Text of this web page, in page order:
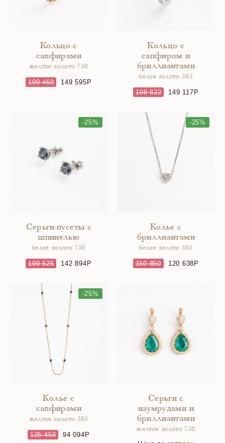
Кольцо с
сапфирами
желтое золото 750
199 460 149 595
Кольцо с
сапфиром и
бриллиантами
белое золото 585
198 822 149 117
-25%
Серьги-пусеты с
шпинелью
белое золото 750
190 525 142 894
-25%
Колье с
бриллиантами
белое золото 585
160 850 120 638
-25%
Колье с
сапфирами
желтое золото 585
125 458 94 094
Серьги с
изумрудами и
бриллиантами
желтое золото 750